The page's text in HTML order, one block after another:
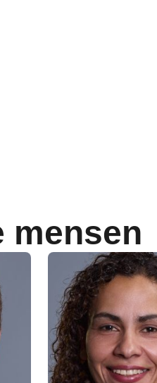
mensen